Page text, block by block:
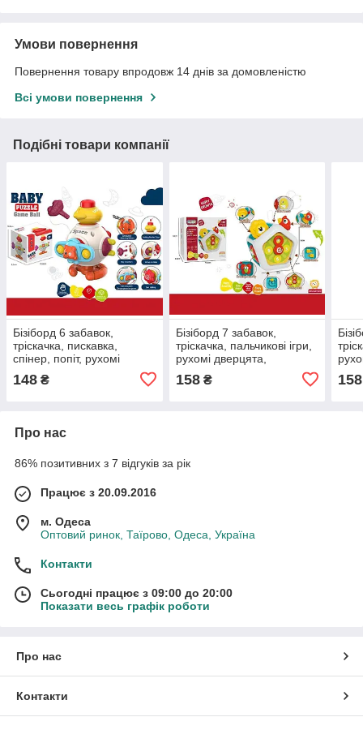
Умови повернення
Повернення товару впродовж 14 днів за домовленістю
Всі умови повернення
Подібні товари компанії
Бізіборд 6 забавок,
тріскачка, пискавка,
спінер, попіт, рухомі
елементи, пальчикові ігри
148 ₴
Бізіборд 7 забавок,
тріскачка, пальчикові ігри,
рухомі дверцята,
підвішування
158₴ 158
Про нас
86% позитивних з 7 відгуків за рік
Працює з 20.09.2016
м. Одеса
Оптовий ринок, Таїрово, Одеса, Україна
Контакти
Сьогодні працює з 09:00 до 20:00
Показати весь графік роботи
Про нас
Контакти